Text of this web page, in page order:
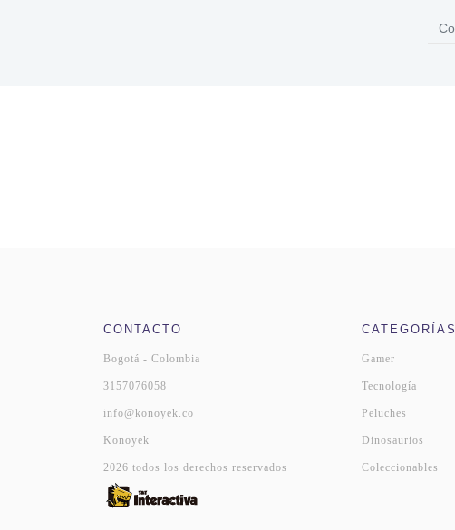
CONTACTO
Bogotá - Colombia
3157076058
info@konoyek.co
Konoyek
2026 todos los derechos reservados
CATEGORÍAS
Gamer
Tecnología
Peluches
Dinosaurios
Coleccionables